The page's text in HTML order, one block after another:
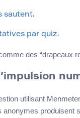
sautent.
par quiz.
des “drapeaux
utilisant
produisent